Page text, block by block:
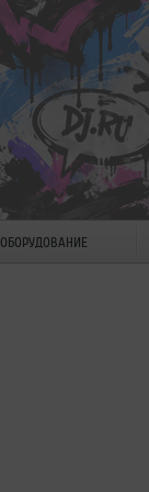
ОБОРУДОВАНИЕ